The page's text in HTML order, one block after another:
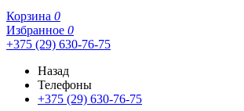
Корзина 0
Избранное 0
+375 (29) 630-76-75
Назад
Телефоны
+375 (29) 630-76-75